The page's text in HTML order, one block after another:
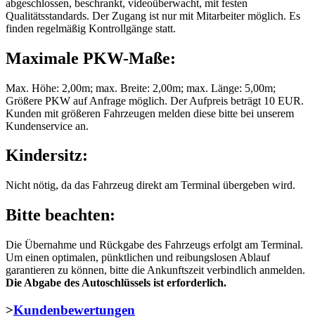
abgeschlossen, beschrankt, videoüberwacht, mit festen
Qualitätsstandards. Der Zugang ist nur mit Mitarbeiter möglich. Es
finden regelmäßig Kontrollgänge statt.
Maximale PKW-Maße:
Max. Höhe: 2,00m; max. Breite: 2,00m; max. Länge: 5,00m;
Größere PKW auf Anfrage möglich. Der Aufpreis beträgt 10 EUR.
Kunden mit größeren Fahrzeugen melden diese bitte bei unserem
Kundenservice an.
Kindersitz:
Nicht nötig, da das Fahrzeug direkt am Terminal übergeben wird.
Bitte beachten:
Die Übernahme und Rückgabe des Fahrzeugs erfolgt am Terminal.
Um einen optimalen, pünktlichen und reibungslosen Ablauf
garantieren zu können, bitte die Ankunftszeit verbindlich anmelden.
Die Abgabe des Autoschlüssels ist erforderlich.
>Kundenbewertungen